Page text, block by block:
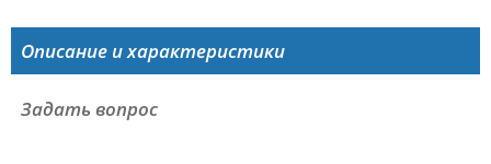
Описание и характеристики
Задать вопрос